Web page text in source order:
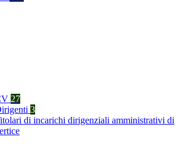
27
3
di incarichi dirigenziali amministrativi di